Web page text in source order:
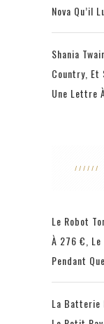
Nova Qu’il
Shania
Country, Et
Une Lettre
Le Robot
À 276 €, Le
Pendant
La Batterie